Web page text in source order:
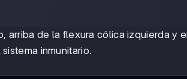
arriba de la flexura cólica izquierda y
inmunitario.